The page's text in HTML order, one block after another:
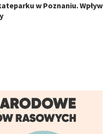
w Poznaniu. Wpływ